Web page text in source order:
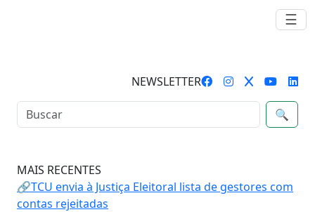
☰
NEWSLETTER
🔍
MAIS RECENTES
🔗TCU envia à Justiça Eleitoral lista de gestores com
contas rejeitadas